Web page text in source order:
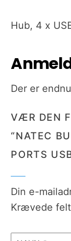
Hub, 4 x
Der er
VÆR DEN
“NATEC
PORTS
Din e-
Krævede